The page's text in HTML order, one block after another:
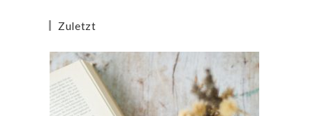
Zuletzt